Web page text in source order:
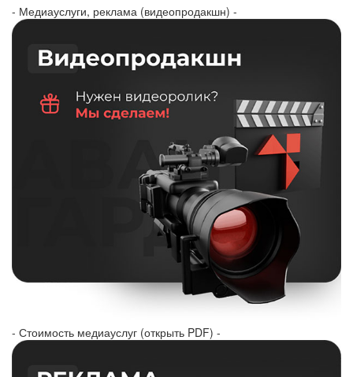
- Медиауслуги, реклама (видеопродакшн) -
- Стоимость медиауслуг (открыть PDF) -